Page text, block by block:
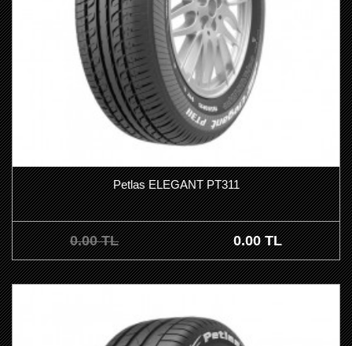
Petlas ELEGANT PT311
0.00 TL 0.00 TL